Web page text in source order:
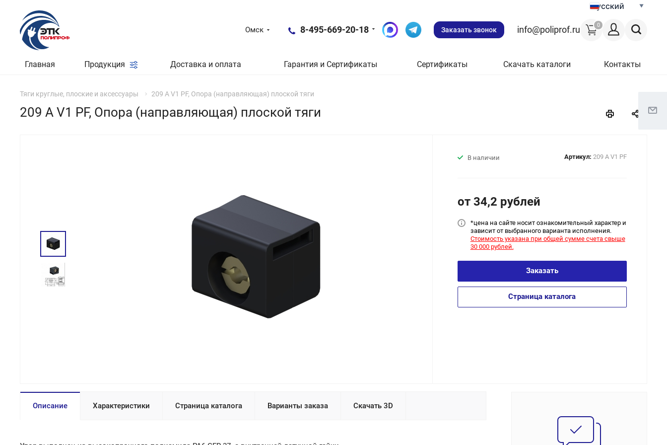
Русский
0
Омск 8-495-669-20-18 Заказать звонок info@poliprof.ru
Главная Продукция Доставка и оплата Гарантия и Сертификаты Сертификаты Скачать каталоги Контакты
Тяги круглые, плоские и аксессуары 209 A V1 PF, Опора (направляющая) плоской тяги
209 A V1 PF, Опора (направляющая) плоской тяги
В наличии Артикул: 209 A V1 PF
от 34,2 рублей
*цена на сайте носит ознакомительный характер и
зависит от выбранного варианта исполнения.
Стоимость указана при общей сумме счета свыше
30 000 рублей.
Заказать
Страница каталога
Описание Характеристики Страница каталога Варианты заказа Скачать 3D